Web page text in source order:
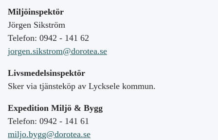
Miljöinspektör
Jörgen Sikström
Telefon: 0942 - 141 62
jorgen.sikstrom@dorotea.se
Livsmedelsinspektör
Sker via tjänsteköp av Lycksele kommun.
Expedition Miljö & Bygg
Telefon: 0942 - 141 61
miljo.bygg@dorotea.se